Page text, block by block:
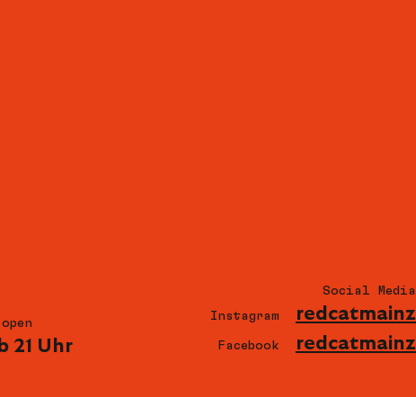
21 Uhr
Social Media
Instagram
redcatmainz
Facebook redcatmainz